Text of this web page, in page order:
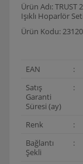
Ürün Adı: TRUST
Işıklı Hoparlör Seti
Ürün Kodu: 23120
EAN :
Satış
Garanti
Süresi (ay)
:
Renk :
Bağlantı
Şekli
: